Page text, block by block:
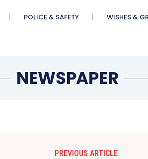
POLICE & SAFETY WISHES &
PREVIOUS ARTICLE